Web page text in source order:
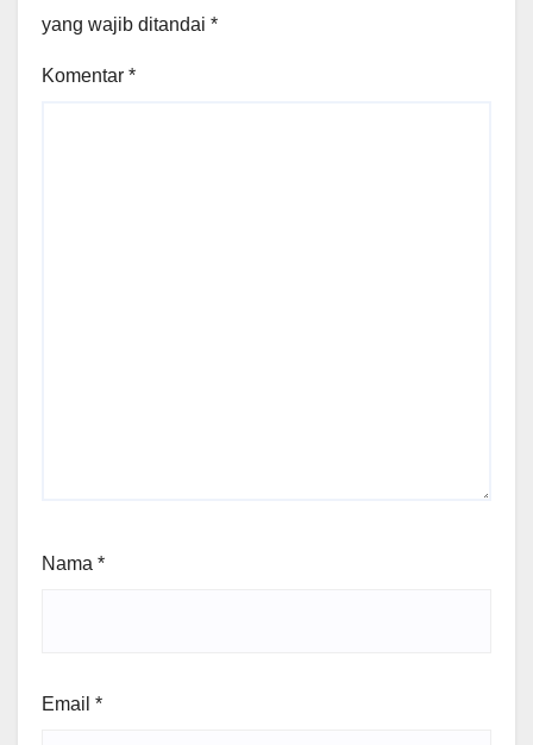
yang wajib ditandai *
Komentar *
Nama *
Email *